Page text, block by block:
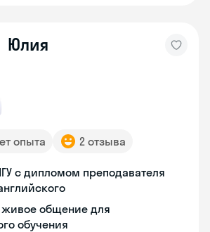
Юлия
опыта 2 отзыва
с дипломом преподавателя
живое общение для
обучения